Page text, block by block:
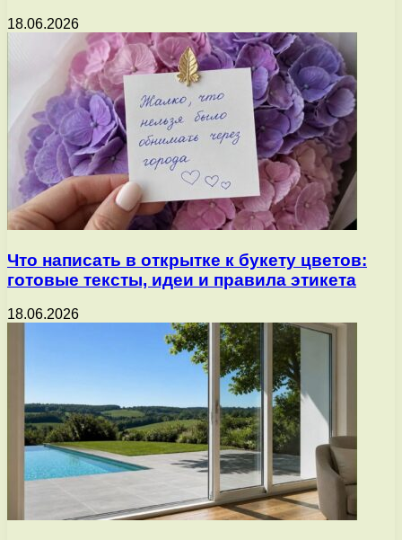
18.06.2026
Что написать в открытке к букету цветов:
готовые тексты, идеи и правила этикета
18.06.2026